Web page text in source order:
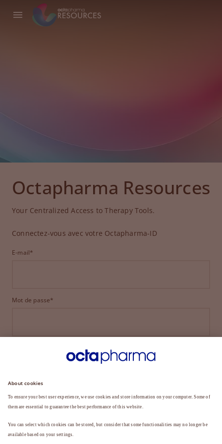
Octapharma Resources
Your Centralized Access to Therapy Tools.
Connectez-vous avec votre Octapharma-ID
E-mail*
Mot de passe*
CONNEXION
MOT DE PASSE OUBLIÉ ?
Vous n'êtes pas encore membre ?